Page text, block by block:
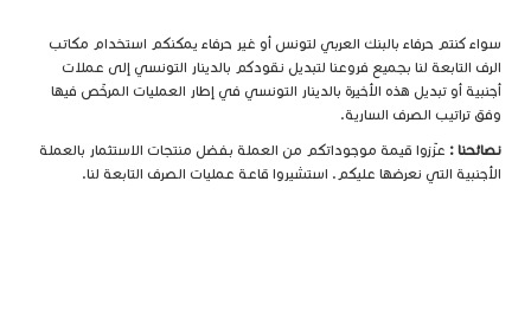
سواء كنتم حرفاء بالبنك العربي لتونس أو غير حرفاء يمكنكم استخدام مكاتب
الرف التابعة لنا بجميع فروعنا لتبديل نقودكم بالدينار التونسي إلى عملات
أجنبية أو تبديل هذه الأخيرة بالدينار التونسي في إطار العمليات المرخّص فيها
وفق تراتيب الصرف السارية.
نصائحنا : عزّزوا قيمة موجوداتكم من العملة بفضل منتجات الاستثمار بالعملة
الأجنبية التي نعرضها عليكم. استشيروا قاعة عمليات الصرف التابعة لنا.